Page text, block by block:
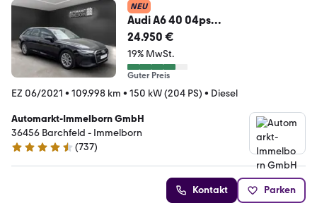
NEU
Audi A6 40 04ps
ACC*Kamera*LED*NaviTouch*4Z
onen*Spur
24.950 €
19% MwSt.
Guter Preis
EZ 06/2021 • 109.998 km • 150 kW (204 PS) • Diesel
Automarkt-Immelborn GmbH
36456 Barchfeld - Immelborn
4.4 Sterne
(737)
Kontakt Parken